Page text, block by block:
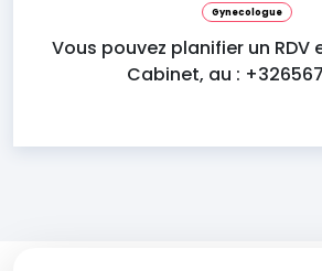
Gynecologue
Vous pouvez planifier un RDV
Cabinet, au :